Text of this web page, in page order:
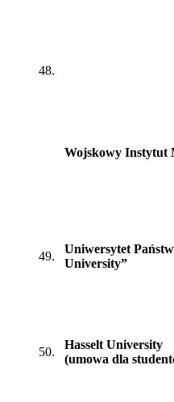
48.
Wojskowy Instytut
49.
Uniwersytet
University”
50.
Hasselt University
(umowa dla